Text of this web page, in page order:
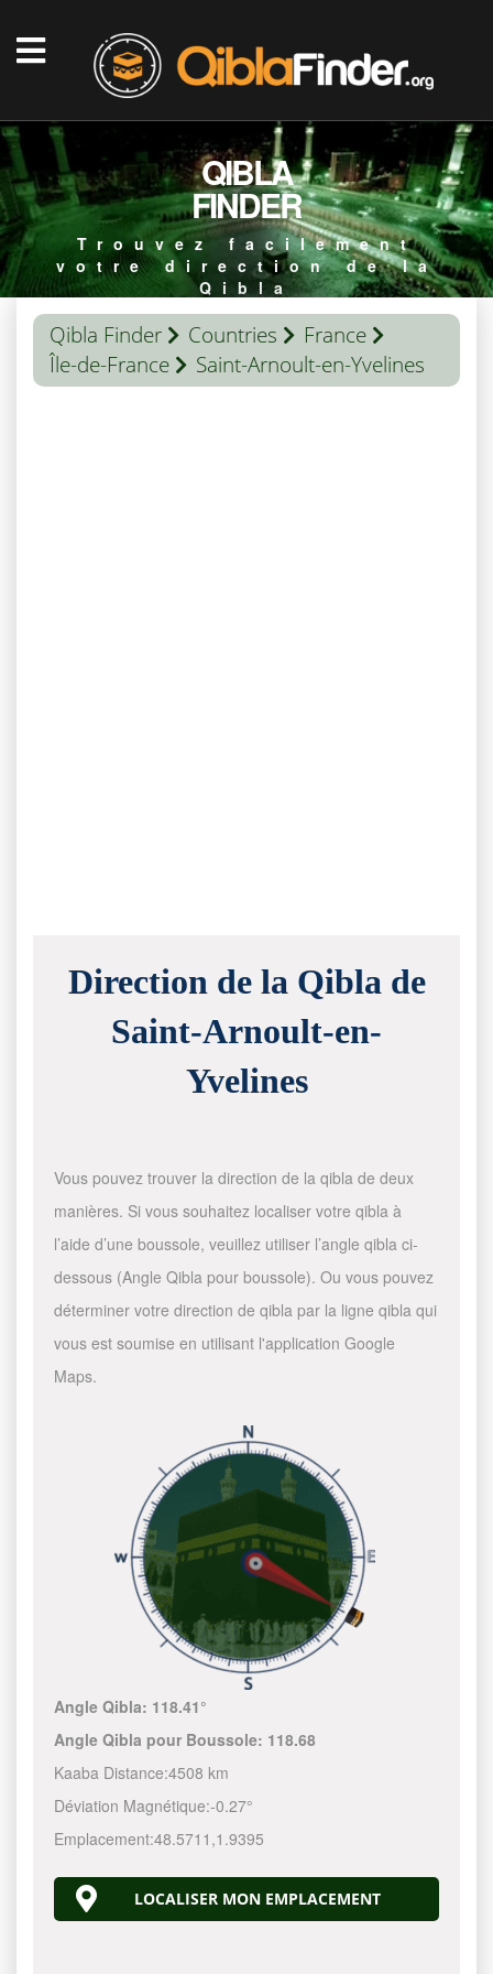
QIBLA
FINDER
Trouvez facilement
votre direction de la
Qibla
Qibla Finder Countries
France
Île-de-France
Saint-Arnoult-en-Yvelines
Direction de la Qibla de
Saint-Arnoult-en-
Yvelines
Vous pouvez trouver la direction de la qibla de deux
manières. Si vous souhaitez localiser votre qibla à
l’aide d’une boussole, veuillez utiliser l’angle qibla ci-
dessous (Angle Qibla pour boussole). Ou vous pouvez
déterminer votre direction de qibla par la ligne qibla qui
vous est soumise en utilisant l'application Google
Maps.
Angle Qibla: 118.41°
Angle Qibla pour Boussole: 118.68
Kaaba Distance:4508 km
Déviation Magnétique:-0.27°
Emplacement:48.5711 ,1.9395
LOCALISER MON EMPLACEMENT